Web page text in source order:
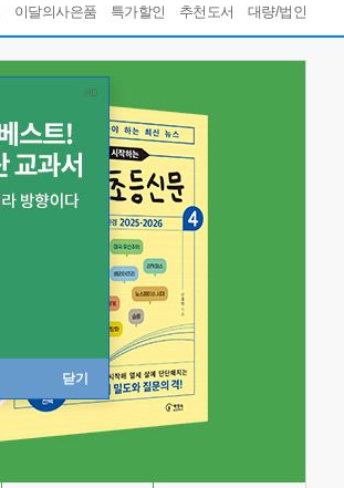
이달의사은품 특가할인 추천도서 대량/법인
닫기